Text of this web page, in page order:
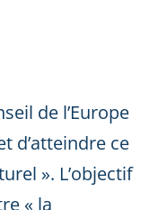
de l’Europe
d’atteindre ce
». L’objectif
« la